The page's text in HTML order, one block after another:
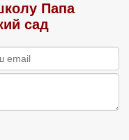
Папа
сад